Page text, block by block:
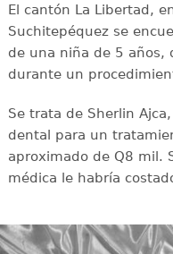
El cantón La Libertad,
Suchitepéquez se
de una niña de 5 años,
durante un
Se trata de Sherlin
dental para un
aproximado de Q8 mil.
médica le habría